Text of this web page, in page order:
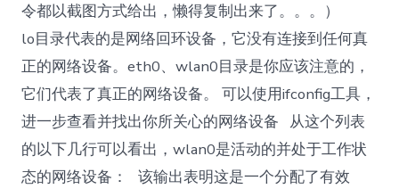
令都以截图方式给出，懒得复制出来了。。。）
lo目录代表的是网络回环设备，它没有连接到任何真
正的网络设备。eth0、wlan0目录是你应该注意的，
它们代表了真正的网络设备。 可以使用ifconfig工具，
进一步查看并找出你所关心的网络设备 从这个列表
的以下几行可以看出，wlan0是活动的并处于工作状
态的网络设备： 该输出表明这是一个分配了有效